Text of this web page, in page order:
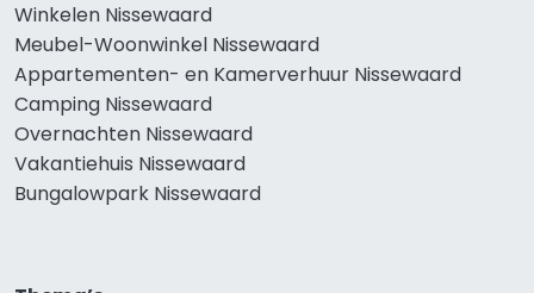
Winkelen Nissewaard
Meubel-Woonwinkel Nissewaard
Appartementen- en Kamerverhuur Nissewaard
Camping Nissewaard
Overnachten Nissewaard
Vakantiehuis Nissewaard
Bungalowpark Nissewaard